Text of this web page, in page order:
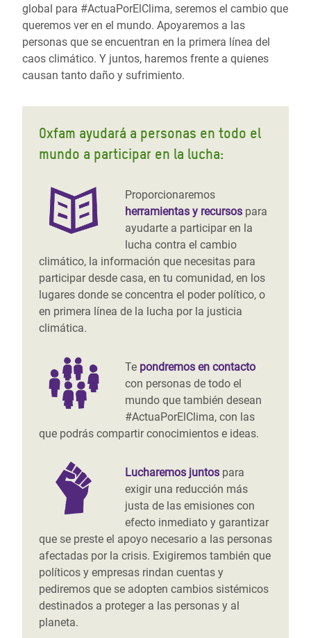
global para #ActuaPorElClima, seremos el cambio que
queremos ver en el mundo. Apoyaremos a las
personas que se encuentran en la primera línea del
caos climático. Y juntos, haremos frente a quienes
causan tanto daño y sufrimiento.
Oxfam ayudará a personas en todo el
mundo a participar en la lucha:
Proporcionaremos
herramientas y recursos para
ayudarte a participar en la
lucha contra el cambio
climático, la información que necesitas para
participar desde casa, en tu comunidad, en los
lugares donde se concentra el poder político, o
en primera línea de la lucha por la justicia
climática.
Te pondremos en contacto
con personas de todo el
mundo que también desean
#ActuaPorElClima, con las
que podrás compartir conocimientos e ideas.
Lucharemos juntos para
exigir una reducción más
justa de las emisiones con
efecto inmediato y garantizar
que se preste el apoyo necesario a las personas
afectadas por la crisis. Exigiremos también que
políticos y empresas rindan cuentas y
pediremos que se adopten cambios sistémicos
destinados a proteger a las personas y al
planeta.